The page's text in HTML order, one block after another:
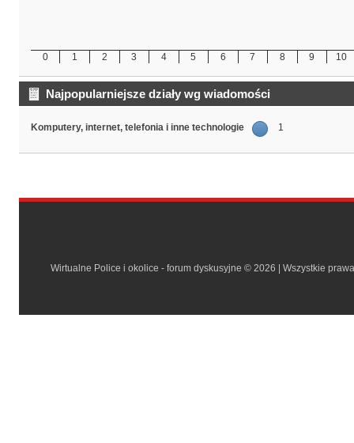
0 1 2 3 4 5 6 7 8 9 10
Najpopularniejsze działy wg wiadomości
Komputery, internet, telefonia i inne technologie 1
Wirtualne Police i okolice - forum dyskusyjne © 2026 | Wszystkie